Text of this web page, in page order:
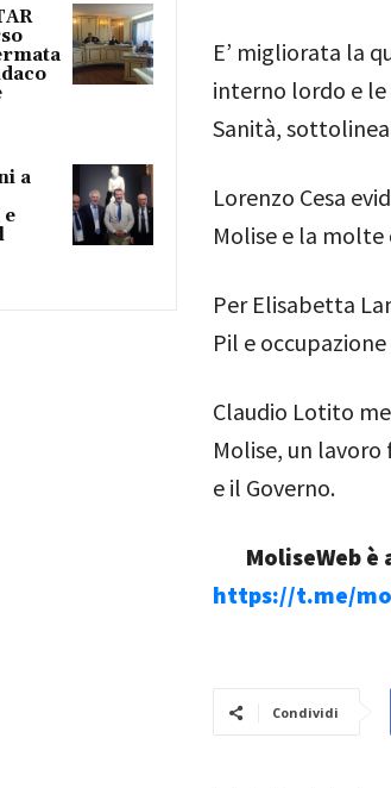
a
E’ migliorata la
interno lordo e le
Sanità,
Lorenzo Cesa
Molise e la
Per Elisabetta
Pil e
Claudio Lotito
Molise, un
e il Governo.
MoliseWeb
https://t.me/
Condividi